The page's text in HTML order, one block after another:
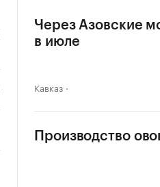
Через Азовские
в июле
Кавказ
Производство